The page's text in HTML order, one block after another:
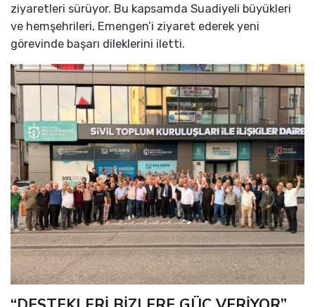
ziyaretleri sürüyor. Bu kapsamda Suadiyeli büyükleri
ve hemşehrileri, Emengen’i ziyaret ederek yeni
görevinde başarı dileklerini iletti.